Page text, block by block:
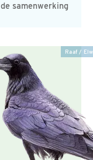
samenwerking
Raaf /